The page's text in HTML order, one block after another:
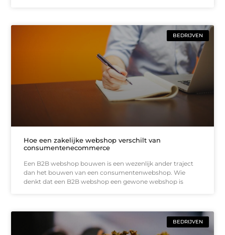
BEDRIJVEN
Hoe een zakelijke webshop verschilt van
consumentenecommerce
Een B2B webshop bouwen is een wezenlijk ander traject
dan het bouwen van een consumentenwebshop. Wie
denkt dat een B2B webshop een gewone webshop is
BEDRIJVEN